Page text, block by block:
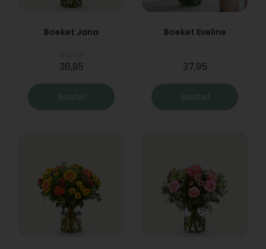
Boeket Jana
36,95
Bestel
Boeket Eveline
37,95
Bestel